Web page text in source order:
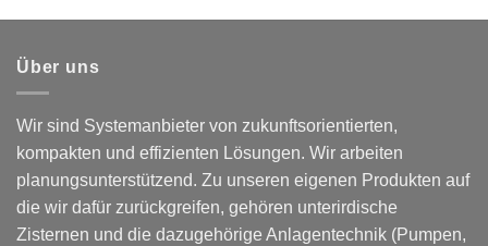
Über uns
Wir sind Systemanbieter von zukunftsorientierten,
kompakten und effizienten Lösungen. Wir arbeiten
planungsunterstützend. Zu unseren eigenen Produkten auf
die wir dafür zurückgreifen, gehören unterirdische
Zisternen und die dazugehörige Anlagentechnik (Pumpen,